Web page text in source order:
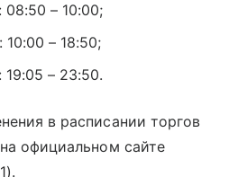
08:50 – 10:00;
10:00 – 18:50;
19:05 – 23:50.
в расписании торгов
на официальном сайте